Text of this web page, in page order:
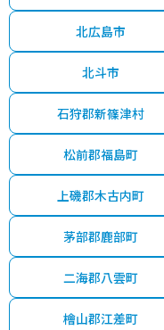
北広島市
北斗市
石狩郡新篠津村
松前郡福島町
上磯郡木古内町
茅部郡鹿部町
二海郡八雲町
檜山郡江差町